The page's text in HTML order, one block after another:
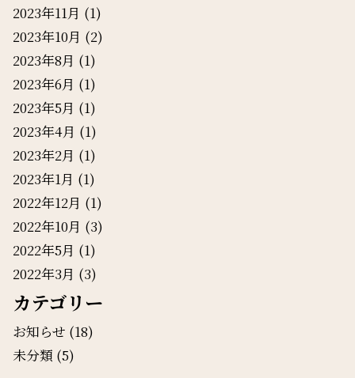
2023年11月 (1)
2023年10月 (2)
2023年8月 (1)
2023年6月 (1)
2023年5月 (1)
2023年4月 (1)
2023年2月 (1)
2023年1月 (1)
2022年12月 (1)
2022年10月 (3)
2022年5月 (1)
2022年3月 (3)
カテゴリー
お知らせ (18)
未分類 (5)